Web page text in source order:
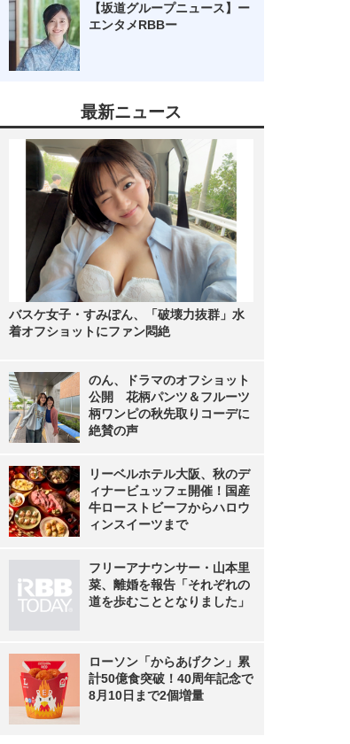
【坂道グループニュース】ー
エンタメRBBー
最新ニュース
バスケ女子・すみぽん、「破壊力抜群」水
着オフショットにファン悶絶
のん、ドラマのオフショット
公開 花柄パンツ＆フルーツ
柄ワンピの秋先取りコーデに
絶賛の声
リーベルホテル大阪、秋のデ
ィナービュッフェ開催！国産
牛ローストビーフからハロウ
ィンスイーツまで
フリーアナウンサー・山本里
菜、離婚を報告「それぞれの
道を歩むこととなりました」
ローソン「からあげクン」累
計50億食突破！40周年記念で
8月10日まで2個増量